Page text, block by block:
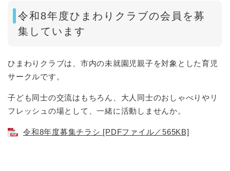
​令和8年度ひまわりクラブの会員を募
集しています
ひまわりクラブは、市内の未就園児親子を対象とした育児
サークルです。
子ども同士の交流はもちろん、大人同士のおしゃべりやリ
フレッシュの場として、一緒に活動しませんか。
令和8年度募集チラシ [PDFファイル／565KB]